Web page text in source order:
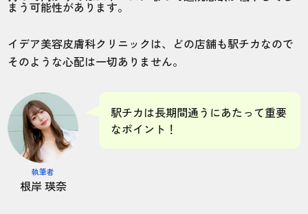
まう可能性があります。
イデア美容皮膚科クリニックは、どの店舗も駅チカなので
そのような心配は一切ありません。
執筆者
根岸 瑛奈
駅チカは長期間通うにあたって重要
なポイント！